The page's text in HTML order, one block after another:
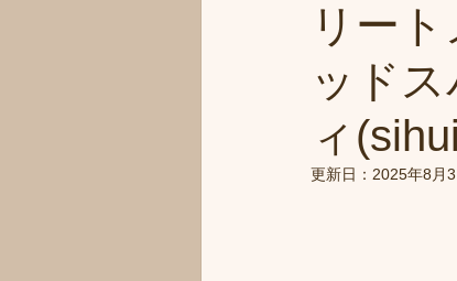
リー
ッド
ィ
更新日： 2025年8月3